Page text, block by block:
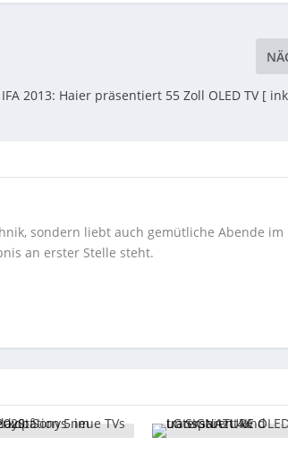
IFA 2013: Haier präsentiert 55 Zoll OLED TV [
sondern liebt auch gemütliche Abende im
an erster Stelle steht.